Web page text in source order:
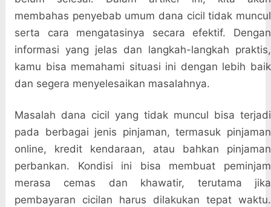
membahas penyebab umum dana cicil tidak muncul
serta cara mengatasinya secara efektif. Dengan
informasi yang jelas dan langkah-langkah praktis,
kamu bisa memahami situasi ini dengan lebih baik
dan segera menyelesaikan masalahnya.
Masalah dana cicil yang tidak muncul bisa terjadi
pada berbagai jenis pinjaman, termasuk pinjaman
online, kredit kendaraan, atau bahkan pinjaman
perbankan. Kondisi ini bisa membuat peminjam
merasa cemas dan khawatir, terutama jika
pembayaran cicilan harus dilakukan tepat waktu.